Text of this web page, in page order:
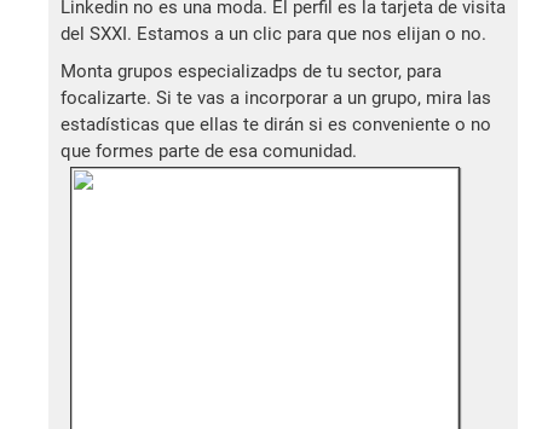
Linkedin no es una moda. El perfil es la tarjeta de visita
del SXXI. Estamos a un clic para que nos elijan o no.
Monta grupos especializadps de tu sector, para
focalizarte. Si te vas a incorporar a un grupo, mira las
estadísticas que ellas te dirán si es conveniente o no
que formes parte de esa comunidad.